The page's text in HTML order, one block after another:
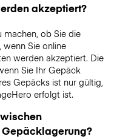
akzeptiert?
machen, ob Sie die
Sie online
werden akzeptiert. Die
Sie Ihr Gepäck
Gepäcks ist nur gültig,
erfolgt ist.